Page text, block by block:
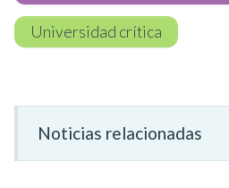
Universidad crítica
Noticias relacionadas